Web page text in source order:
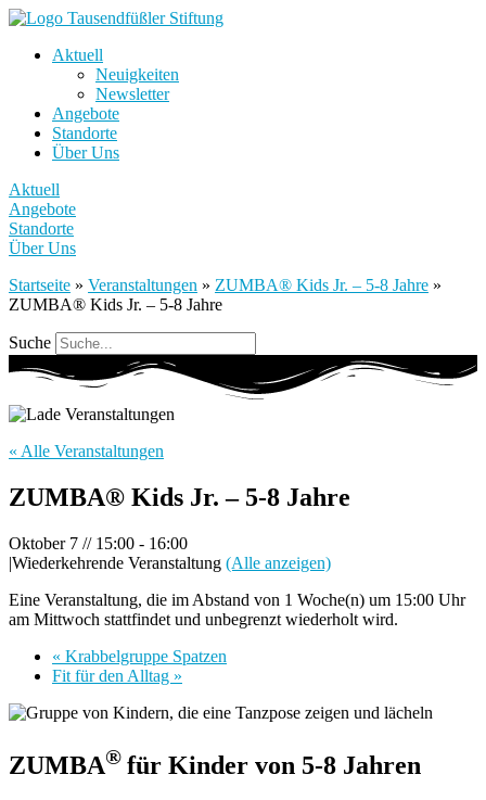
Aktuell
Neuigkeiten
Newsletter
Angebote
Standorte
Über Uns
Aktuell
Angebote
Standorte
Über Uns
Startseite » Veranstaltungen » ZUMBA® Kids Jr. – 5-8 Jahre »
ZUMBA® Kids Jr. – 5-8 Jahre
Suche
« Alle Veranstaltungen
ZUMBA® Kids Jr. – 5-8 Jahre
Oktober 7 // 15:00 - 16:00
|Wiederkehrende Veranstaltung (Alle anzeigen)
Eine Veranstaltung, die im Abstand von 1 Woche(n) um 15:00 Uhr
am Mittwoch stattfindet und unbegrenzt wiederholt wird.
« Krabbelgruppe Spatzen
Fit für den Alltag »
ZUMBA® für Kinder von 5-8 Jahren